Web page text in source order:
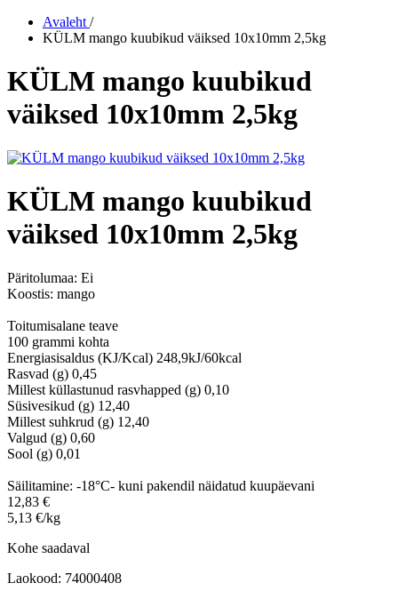
Avaleht /
KÜLM mango kuubikud väiksed 10x10mm 2,5kg
KÜLM mango kuubikud
väiksed 10x10mm 2,5kg
KÜLM mango kuubikud
väiksed 10x10mm 2,5kg
Päritolumaa: Ei
Koostis: mango
Toitumisalane teave
100 grammi kohta
Energiasisaldus (KJ/Kcal) 248,9kJ/60kcal
Rasvad (g) 0,45
Millest küllastunud rasvhapped (g) 0,10
Süsivesikud (g) 12,40
Millest suhkrud (g) 12,40
Valgud (g) 0,60
Sool (g) 0,01
Säilitamine: -18°C- kuni pakendil näidatud kuupäevani
12,83 €
5,13 €/kg
Kohe saadaval
Laokood: 74000408